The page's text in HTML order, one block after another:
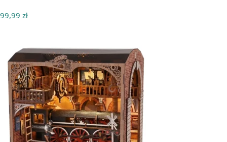
99,99 zł